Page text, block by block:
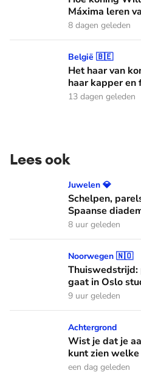
Máxima leren
8 dagen geleden
Het haar van koningin
België 🇧🇪
Het haar van
haar kapper en
13 dagen geleden
Lees ook
Schelpen, parels en
Juwelen 💎
Schelpen,
Spaanse
8 uur geleden
Thuiswedstrijd: prinses
Noorwegen 🇳🇴
Thuiswedstrijd:
gaat in Oslo
9 uur geleden
Wist je dat je aan de vlag
Achtergrond
Wist je dat je
kunt zien
een dag geleden